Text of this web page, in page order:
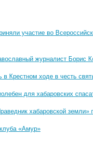
участие во
журналист Борис
Крестном ходе в честь
для хабаровских
хабаровской
«Амур»